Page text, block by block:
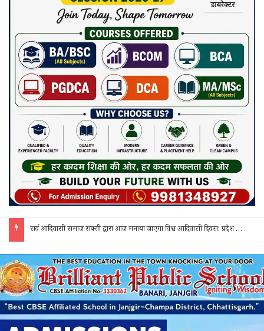
सर्व आदिवासी समाज सक्ती द्वारा आज मनाया जाएगा विश्व आदिवासी दिवस: प्रदेश व जिला स्तर के पदाधिकारी होंगे शामिल